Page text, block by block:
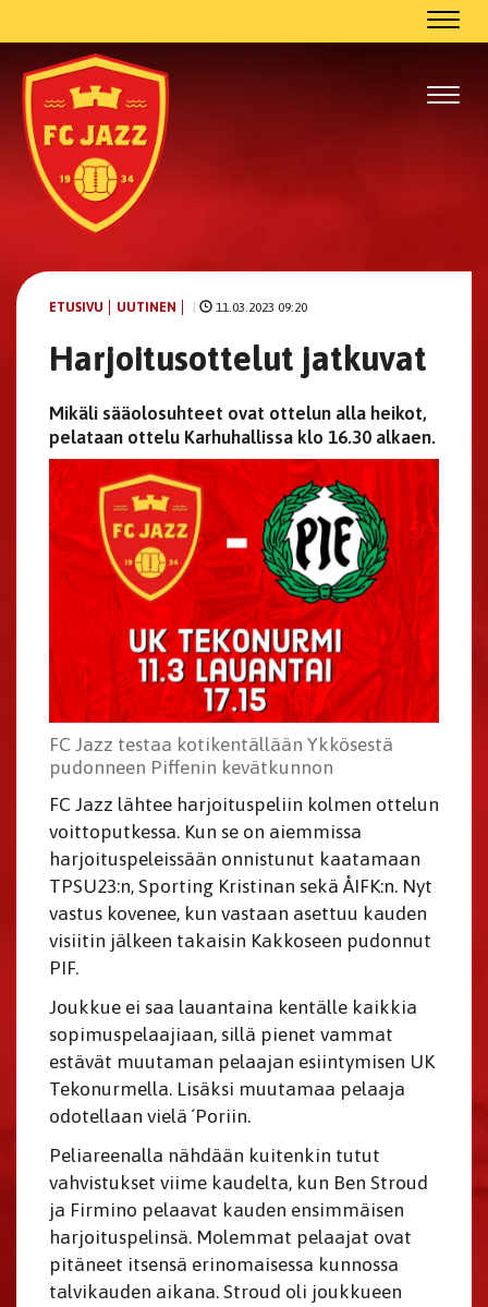
ETUSIVU UUTINEN 11.03.2023 09:20
Harjoitusottelut jatkuvat
Mikäli sääolosuhteet ovat ottelun alla heikot,
pelataan ottelu Karhuhallissa klo 16.30 alkaen.
FC Jazz testaa kotikentällään Ykkösestä
pudonneen Piffenin kevätkunnon
FC Jazz lähtee harjoituspeliin kolmen ottelun
voittoputkessa. Kun se on aiemmissa
harjoituspeleissään onnistunut kaatamaan
TPSU23:n, Sporting Kristinan sekä ÅIFK:n. Nyt
vastus kovenee, kun vastaan asettuu kauden
visiitin jälkeen takaisin Kakkoseen pudonnut
PIF.
Joukkue ei saa lauantaina kentälle kaikkia
sopimuspelaajiaan, sillä pienet vammat
estävät muutaman pelaajan esiintymisen UK
Tekonurmella. Lisäksi muutamaa pelaaja
odotellaan vielä ´Poriin.
Peliareenalla nähdään kuitenkin tutut
vahvistukset viime kaudelta, kun Ben Stroud
ja Firmino pelaavat kauden ensimmäisen
harjoituspelinsä. Molemmat pelaajat ovat
pitäneet itsensä erinomaisessa kunnossa
talvikauden aikana. Stroud oli joukkueen